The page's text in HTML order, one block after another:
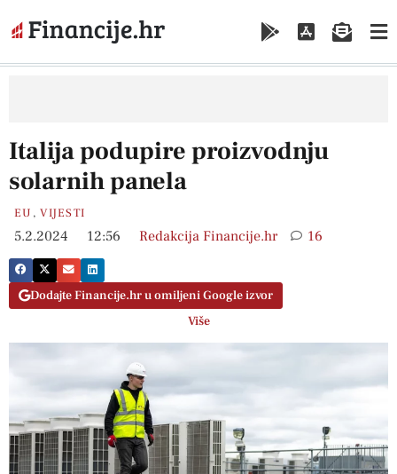
Italija podupire proizvodnju
solarnih panela
EU ,VIJESTI
5.2.2024 12:56 Redakcija Financije.hr 16
Dodajte Financije.hr u omiljeni Google izvor
Više